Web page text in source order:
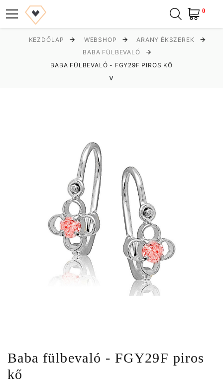
0
KEZDŐLAP WEBSHOP
ARANY ÉKSZEREK
BABA FÜLBEVALÓ
BABA FÜLBEVALÓ - FGY29F PIROS KŐ
v
Baba fülbevaló - FGY29F piros
kő